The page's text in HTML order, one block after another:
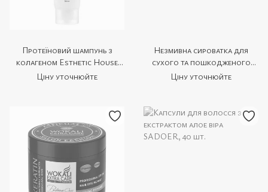
Протеїновий шампунь з
колагеном Esthetic House
CP-1 Bright Complex Intense
Ціну уточнюйте
Незмивна сироватка для
сухого та пошкодженого
волосся CP-1, 150 мл
Ціну уточнюйте